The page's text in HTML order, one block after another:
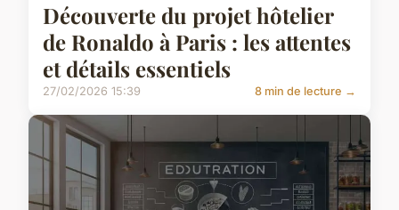
Découverte du projet hôtelier
de Ronaldo à Paris : les attentes
et détails essentiels
27/02/2026 15:39 8 min de lecture →